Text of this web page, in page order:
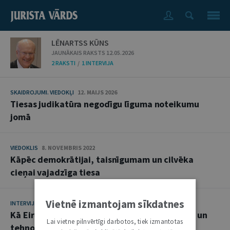
LĒNARTSS KŪNS
JAUNĀKAIS RAKSTS 12.05.2026
2 RAKSTI / 1 INTERVIJA
SKAIDROJUMI. VIEDOKĻI 12. MAIJS 2026
Tiesas judikatūra negodīgu līguma noteikumu
jomā
VIEDOKLIS 8. NOVEMBRIS 2022
Kāpēc demokrātijai, taisnīgumam un cilvēka
cieņai vajadzīga tiesa
INTERVIJA 12. NOVEMBRIS 2019
Kā Eiropas Savienības Tiesa vērtē tiesiskuma un
Vietnē izmantojam sīkdatnes
Lai vietne pilnvērtīgi darbotos, tiek izmantotas